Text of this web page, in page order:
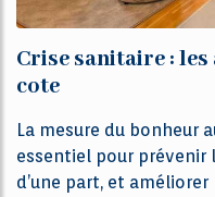
Crise sanitaire :
cote
La mesure du bonheur
essentiel pour prévenir
d’une part, et